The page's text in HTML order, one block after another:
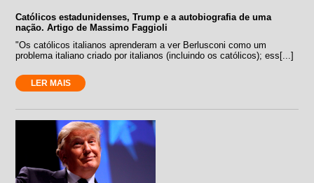
Católicos estadunidenses, Trump e a autobiografia de uma
nação. Artigo de Massimo Faggioli
"Os católicos italianos aprenderam a ver Berlusconi como um
problema italiano criado por italianos (incluindo os católicos); ess[...]
LER MAIS